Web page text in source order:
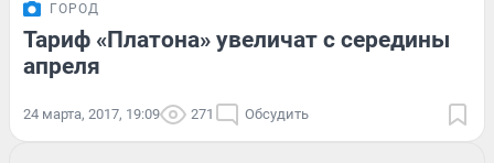
ГОРОД
Тариф «Платона» увеличат с середины
апреля
24 марта, 2017, 19:09 271 Обсудить